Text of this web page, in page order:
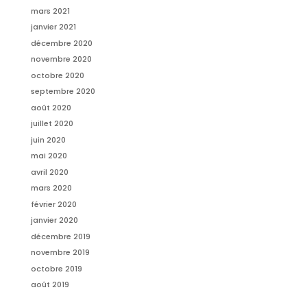
mars 2021
janvier 2021
décembre 2020
novembre 2020
octobre 2020
septembre 2020
août 2020
juillet 2020
juin 2020
mai 2020
avril 2020
mars 2020
février 2020
janvier 2020
décembre 2019
novembre 2019
octobre 2019
août 2019